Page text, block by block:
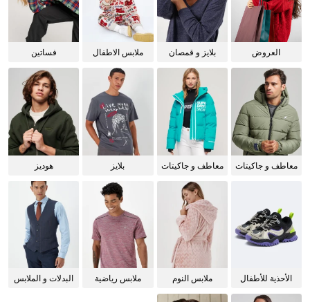
العروض
بلايز و قمصان
ملابس الاطفال فساتين
معاطف و جاكيتات
معاطف و جاكيتات
بلايز هوديز
الأحذية للأطفال
ملابس النوم
ملابس رياضية
البدلات و الملابس